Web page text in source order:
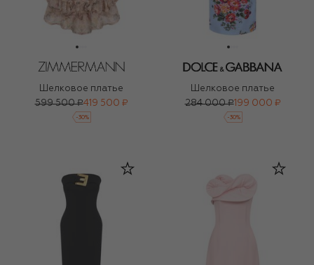
Шелковое платье
599 500 ₽419 500 ₽
-30%
Шелковое платье
284 000 ₽199 000 ₽
-30%